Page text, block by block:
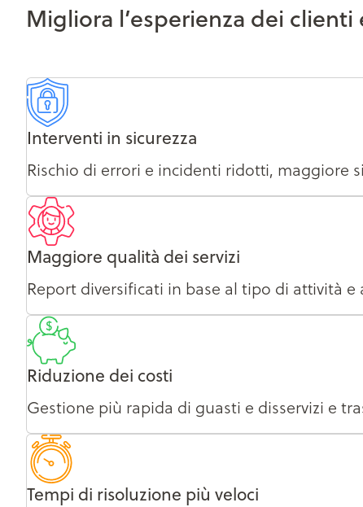
Migliora l’esperienza dei
Interventi in sicurezza
Rischio di errori e incidenti ridotti, maggiore
Maggiore qualità dei servizi
Report diversificati in base al tipo di attività e
Riduzione dei costi
Gestione più rapida di guasti e disservizi e
Tempi di risoluzione più veloci